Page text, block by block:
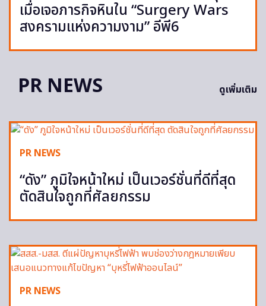
เมื่อเจอภารกิจหินใน “Surgery Wars
สงครามแห่งความงาม” อีพี6
PR NEWS ดูเพิ่มเติม
PR NEWS
“ดัง” ภูมิใจหน้าใหม่ เป็นเวอร์ชั่นที่ดีที่สุด
ตัดสินใจถูกที่ศัลยกรรม
PR NEWS